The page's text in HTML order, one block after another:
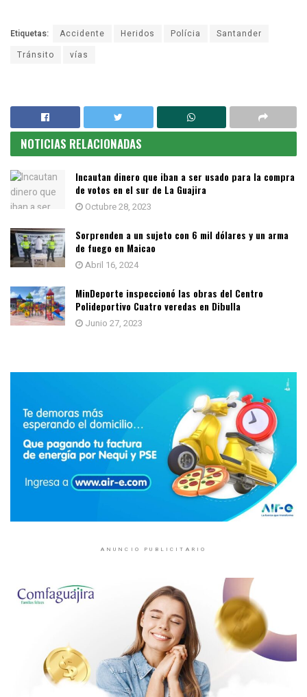
Etiquetas: Accidente Heridos Polícia
Santander
Tránsito
vías
NOTICIAS RELACIONADAS
Incautan dinero que iban a ser usado para la compra
de votos en el sur de La Guajira
Octubre 28, 2023
Sorprenden a un sujeto con 6 mil dólares y un arma
de fuego en Maicao
Abril 16, 2024
MinDeporte inspeccionó las obras del Centro
Polideportivo Cuatro veredas en Dibulla
Junio 27, 2023
ANUNCIO PUBLICITARIO